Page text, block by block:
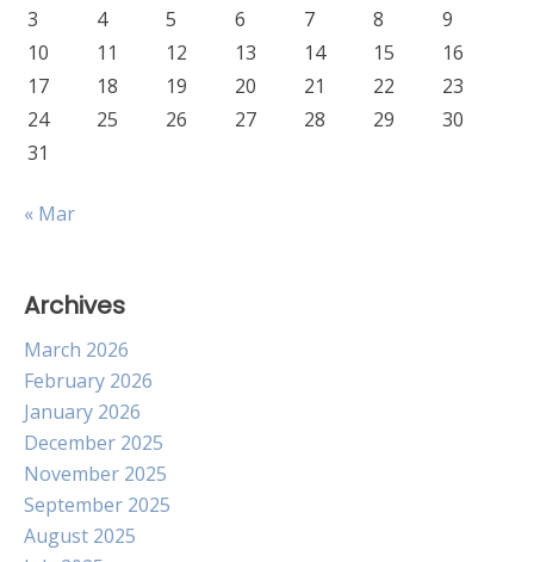
3
4 5 6 7 8
9
10
11 12 13 14 15
16
17
18 19 20 21 22
23
24
25 26 27 28 29
30
31
« Mar
Archives
March 2026
February 2026
January 2026
December 2025
November 2025
September 2025
August 2025